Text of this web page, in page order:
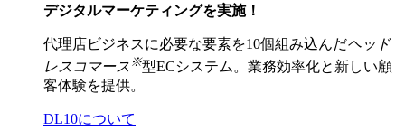
デジタルマーケティングを実施！
代理店ビジネスに必要な要素を10個組み込んだヘッド
レスコマース ※型ECシステム。業務効率化と新しい顧
客体験を提供。
DL10について